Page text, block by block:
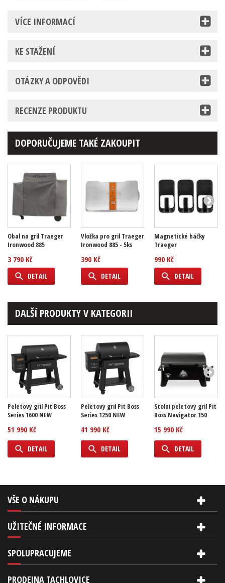
VÍCE INFORMACÍ
KE STAŽENÍ
OTÁZKY A ODPOVĚDI
RECENZE PRODUKTU
DOPORUČUJEME TAKÉ ZAKOUPIT
Obal na gril Traeger
Ironwood 885
3 790 Kč
DETAIL
Vložka pro gril Traeger
Ironwood 885 - 5ks
390 Kč
DETAIL
Magnetické háčky
Traeger
990 Kč
DETAIL
DALŠÍ PRODUKTY V KATEGORII
Peletový gril Pit Boss
Series 1600 NEW
51 990 Kč
DETAIL
Peletový gril Pit Boss
Series 1250 NEW
41 990 Kč
DETAIL
Stolní peletový gril Pit
Boss Navigator 150
15 990 Kč
DETAIL
VŠE O NÁKUPU
UŽITEČNÉ INFORMACE
SPOLUPRACUJEME
PRODEJNA TACHLOVICE